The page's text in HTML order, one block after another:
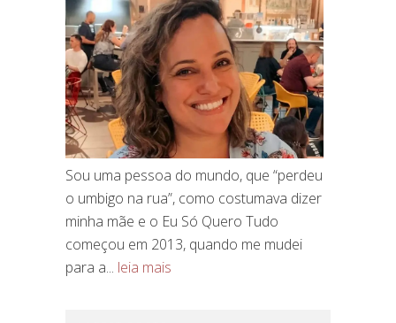
Sou uma pessoa do mundo, que “perdeu
o umbigo na rua”, como costumava dizer
minha mãe e o Eu Só Quero Tudo
começou em 2013, quando me mudei
para a... leia mais